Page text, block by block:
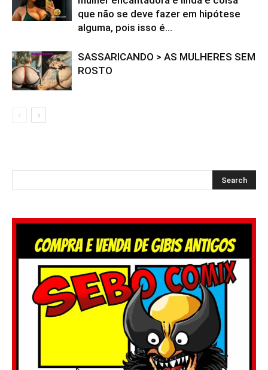
que não se deve fazer em hipótese
alguma, pois isso é...
SASSARICANDO > AS MULHERES SEM
ROSTO